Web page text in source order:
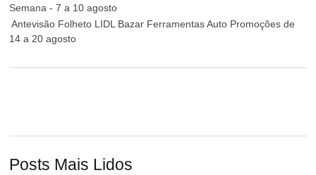
Semana - 7 a 10 agosto
Antevisão Folheto LIDL Bazar Ferramentas Auto Promoções de
14 a 20 agosto
Posts Mais Lidos